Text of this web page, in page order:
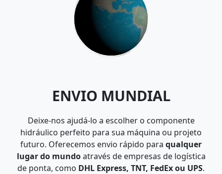
ENVIO MUNDIAL
Deixe-nos ajudá-lo a escolher o componente
hidráulico perfeito para sua máquina ou projeto
futuro. Oferecemos envio rápido para qualquer
lugar do mundoatravés de empresas de logística
de ponta, como DHL Express, TNT, FedEx ou UPS.